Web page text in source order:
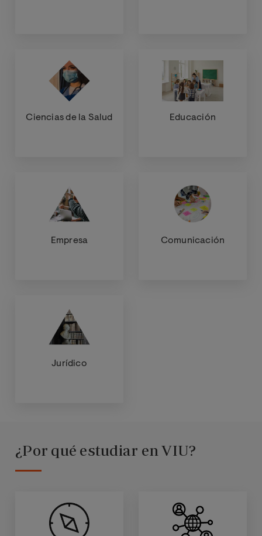
Ciencias de la Salud Educación
Empresa Comunicación
Jurídico
¿Por qué estudiar en VIU?